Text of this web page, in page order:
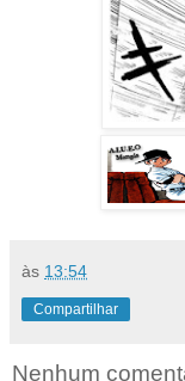
às 13:54
Compartilhar
Nenhum